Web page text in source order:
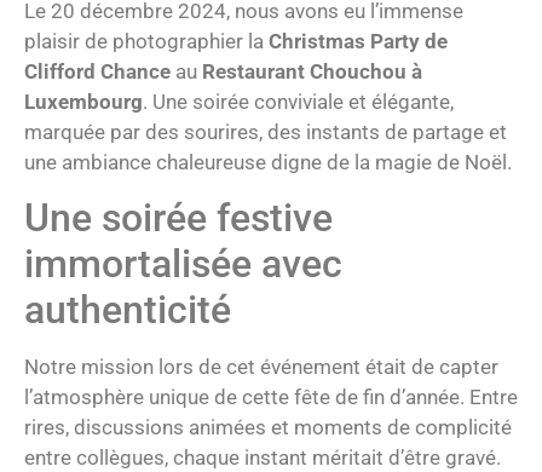
Le 20 décembre 2024, nous avons eu l’immense
plaisir de photographier la Christmas Party de
Clifford Chance au Restaurant Chouchou à
Luxembourg. Une soirée conviviale et élégante,
marquée par des sourires, des instants de partage et
une ambiance chaleureuse digne de la magie de Noël.
Une soirée festive
immortalisée avec
authenticité
Notre mission lors de cet événement était de capter
l’atmosphère unique de cette fête de fin d’année. Entre
rires, discussions animées et moments de complicité
entre collègues, chaque instant méritait d’être gravé.